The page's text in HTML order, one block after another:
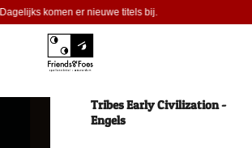
Dagelijks komen er nieuwe titels bij.
Tribes Early Civilization -
Engels